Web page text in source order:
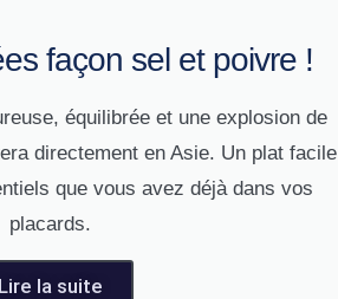
façon sel et poivre !
équilibrée et une explosion de
directement en Asie. Un plat facile
que vous avez déjà dans vos
placards.
Lire la suite